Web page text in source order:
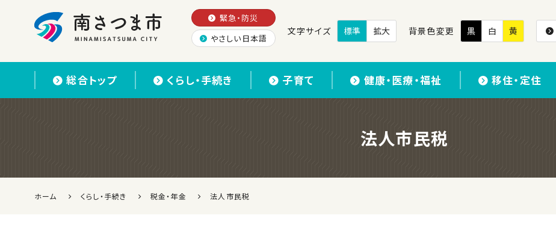
緊急・防災
やさしい日本語
文字サイズ 標準 拡大 背景色変更 黒 白 黄
総合トップ くらし・手続き 子育て 健康・医療・福祉 移住・定住
法人市民税
ホーム くらし・手続き 税金・年金 法人市民税